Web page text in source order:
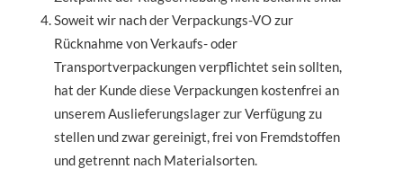
Soweit wir nach der Verpackungs-VO zur
Rücknahme von Verkaufs- oder
Transportverpackungen verpflichtet sein sollten,
hat der Kunde diese Verpackungen kostenfrei an
unserem Auslieferungslager zur Verfügung zu
stellen und zwar gereinigt, frei von Fremdstoffen
und getrennt nach Materialsorten.